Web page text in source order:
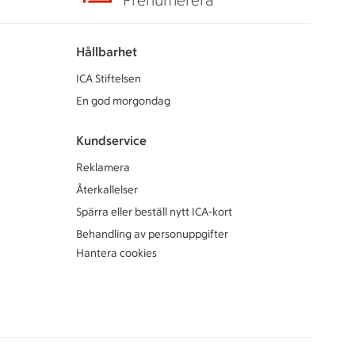
Hållbarhet
ICA Stiftelsen
En god morgondag
Kundservice
Reklamera
Återkallelser
Spärra eller beställ nytt ICA-kort
Behandling av personuppgifter
Hantera cookies